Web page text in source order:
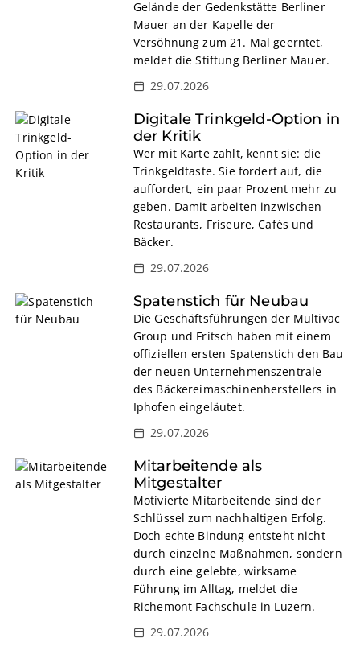
Gelände der Gedenkstätte Berliner
Mauer an der Kapelle der
Versöhnung zum 21. Mal geerntet,
meldet die Stiftung Berliner Mauer.
29.07.2026
Digitale Trinkgeld-Option in
der Kritik
Wer mit Karte zahlt, kennt sie: die
Trinkgeldtaste. Sie fordert auf, die
auffordert, ein paar Prozent mehr zu
geben. Damit arbeiten inzwischen
Restaurants, Friseure, Cafés und
Bäcker.
29.07.2026
Spatenstich für Neubau
Die Geschäftsführungen der Multivac
Group und Fritsch haben mit einem
offiziellen ersten Spatenstich den Bau
der neuen Unternehmenszentrale
des Bäckereimaschinenherstellers in
Iphofen eingeläutet.
29.07.2026
Mitarbeitende als
Mitgestalter
Motivierte Mitarbeitende sind der
Schlüssel zum nachhaltigen Erfolg.
Doch echte Bindung entsteht nicht
durch einzelne Maßnahmen, sondern
durch eine gelebte, wirksame
Führung im Alltag, meldet die
Richemont Fachschule in Luzern.
29.07.2026